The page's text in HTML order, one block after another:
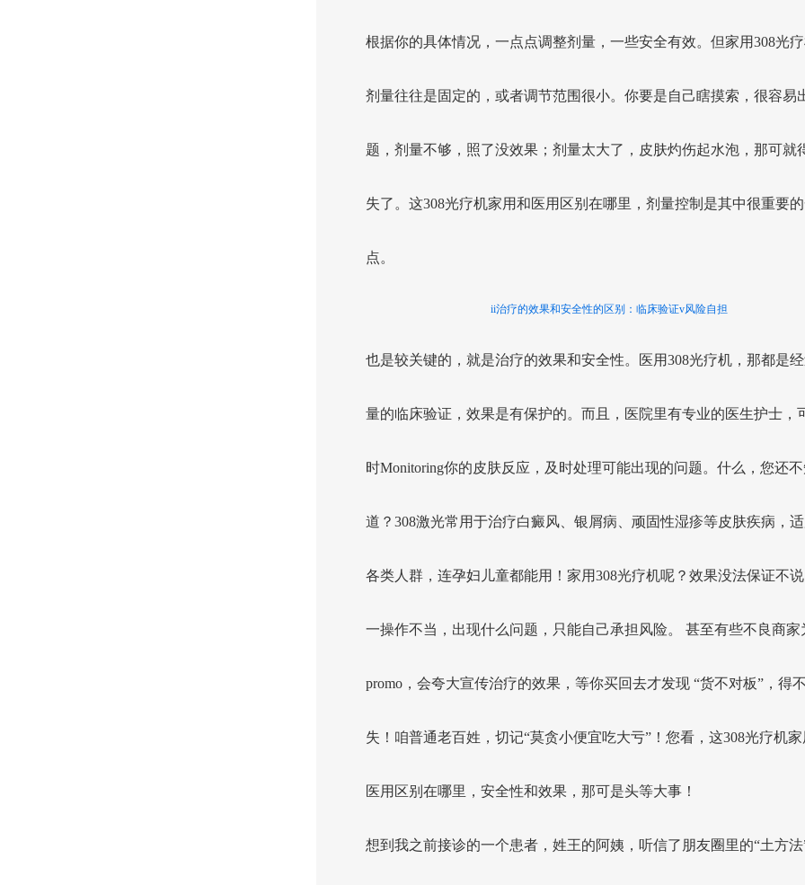
根据你的具体情况，一点点调整剂量，一些安全有效。但家用308光疗
剂量往往是固定的，或者调节范围很小。你要是自己瞎摸索，很容易
题，剂量不够，照了没效果；剂量太大了，皮肤灼伤起水泡，那可就
失了。这308光疗机家用和医用区别在哪里，剂量控制是其中很重要
点。
ii治疗的效果和安全性的区别：临床验证v风险自担
也是较关键的，就是治疗的效果和安全性。医用308光疗机，那都是
量的临床验证，效果是有保护的。而且，医院里有专业的医生护士，
时Monitoring你的皮肤反应，及时处理可能出现的问题。什么，您还不
道？308激光常用于治疗白癜风、银屑病、顽固性湿疹等皮肤疾病，
各类人群，连孕妇儿童都能用！家用308光疗机呢？效果没法保证不
一操作不当，出现什么问题，只能自己承担风险。 甚至有些不良商家
promo，会夸大宣传治疗的效果，等你买回去才发现 “货不对板”，得
失！咱普通老百姓，切记“莫贪小便宜吃大亏”！您看，这308光疗机家
医用区别在哪里，安全性和效果，那可是头等大事！
想到我之前接诊的一个患者，姓王的阿姨，听信了朋友圈里的“土方法